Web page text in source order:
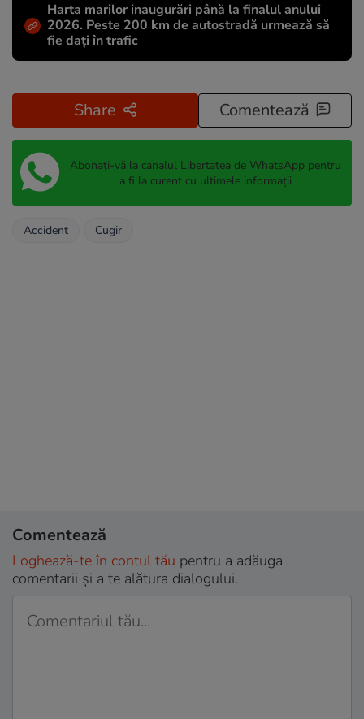
Harta marilor inaugurări până la finalul anului
2026. Peste 200 km de autostradă urmează să
fie dați în trafic
Share Comentează
Abonați-vă la canalul Libertatea de WhatsApp pentru
a fi la curent cu ultimele informații
Accident Cugir
Comentează
Loghează-te în contul tău pentru a adăuga
comentarii și a te alătura dialogului.